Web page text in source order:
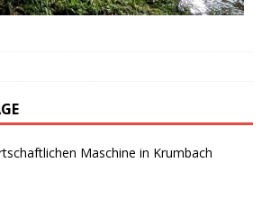
Maschine in Krumbach